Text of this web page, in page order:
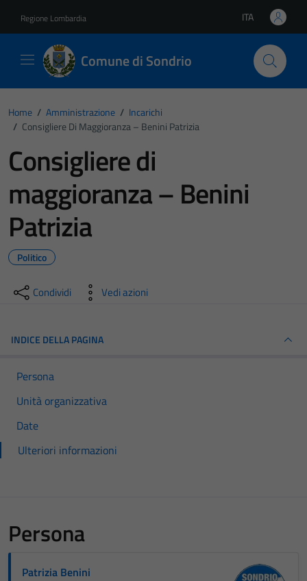
Regione Lombardia Lingua attiva:
ITA
Comune di Sondrio
Home / Amministrazione / Incarichi
/ Consigliere Di Maggioranza – Benini Patrizia
Consigliere di
maggioranza – Benini
Patrizia
Politico
Condividi Vedi azioni
INDICE DELLA PAGINA
Persona
Unità organizzativa
Date
Ulteriori informazioni
Persona
Patrizia Benini